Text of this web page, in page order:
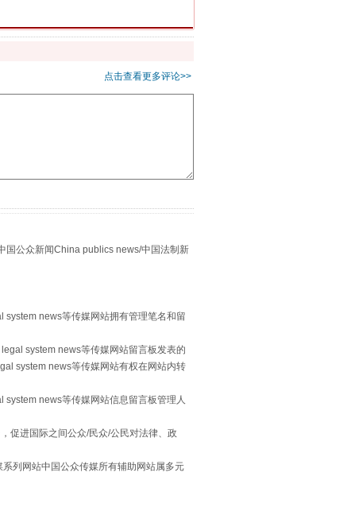
习近平的“航天情”
点击查看更多评论>>
国公众新闻China publics news/中国法制新
news等传媒网站拥有管理笔名和留
system news等传媒网站留言板发表的
system news等传媒网站有权在网站内转
news等传媒网站信息留言板管理人
促进国际之间公众/民众/公民对法律、政
列网站中国公众传媒所有辅助网站属多元